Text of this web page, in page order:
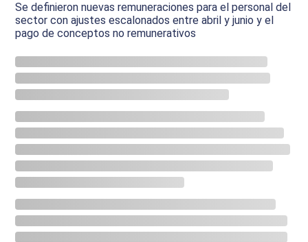
Se definieron nuevas remuneraciones para el personal del
sector con ajustes escalonados entre abril y junio y el
pago de conceptos no remunerativos